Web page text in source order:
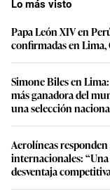
Lo más visto
Papa León XIV en
confirmadas en Lima,
Simone Biles en
más ganadora del
una selección
Aerolíneas responden
internacionales:
desventaja